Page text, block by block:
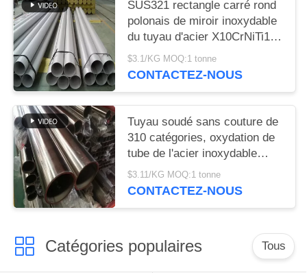
SUS321 rectangle carré rond
polonais de miroir inoxydable
du tuyau d'acier X10CrNiTi189
321
$3.1/KG MOQ:1 tonne
CONTACTEZ-NOUS
Tuyau soudé sans couture de
310 catégories, oxydation de
tube de l'acier inoxydable
310s résistante
$3.11/KG MOQ:1 tonne
CONTACTEZ-NOUS
Catégories populaires Tous